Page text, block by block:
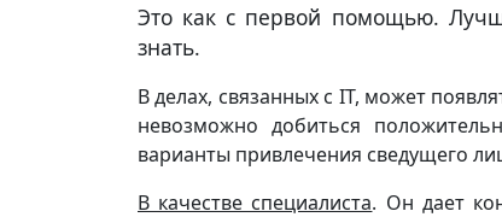
Это как с первой помощью.
знать.
В делах, связанных с IT, может
невозможно добиться
варианты привлечения сведущего
В качестве специалиста. Он дает